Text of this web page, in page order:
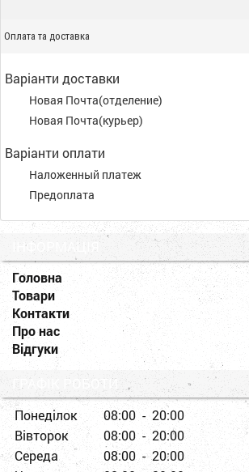
Оплата та доставка
Варіанти доставки
Новая Почта(отделение)
Новая Почта(курьер)
Варіанти оплати
Наложенный платеж
Предоплата
ІНФОРМАЦІЯ
Головна
Товари
Контакти
Про нас
Відгуки
ГРАФІК РОБОТИ
Понеділок
08:00 - 20:00
Вівторок
08:00 - 20:00
Середа
08:00 - 20:00